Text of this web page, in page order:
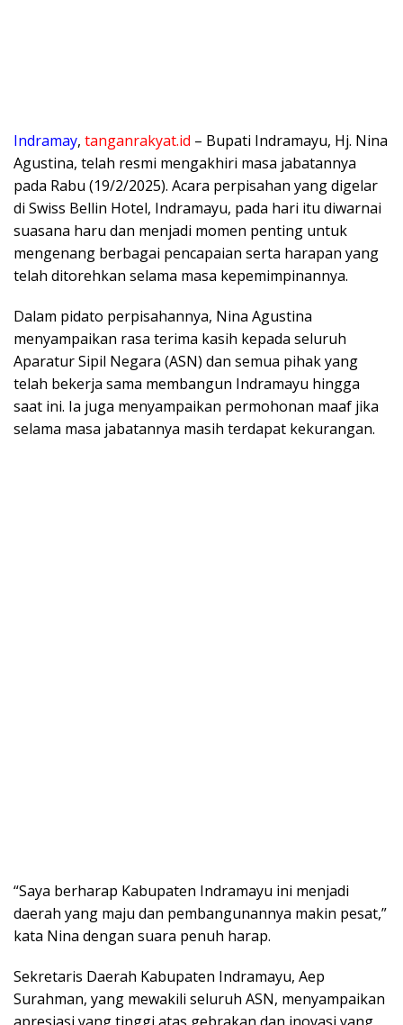
Indramay, tanganrakyat.id – Bupati Indramayu, Hj. Nina
Agustina, telah resmi mengakhiri masa jabatannya
pada Rabu (19/2/2025). Acara perpisahan yang digelar
di Swiss Bellin Hotel, Indramayu, pada hari itu diwarnai
suasana haru dan menjadi momen penting untuk
mengenang berbagai pencapaian serta harapan yang
telah ditorehkan selama masa kepemimpinannya.
Dalam pidato perpisahannya, Nina Agustina
menyampaikan rasa terima kasih kepada seluruh
Aparatur Sipil Negara (ASN) dan semua pihak yang
telah bekerja sama membangun Indramayu hingga
saat ini. Ia juga menyampaikan permohonan maaf jika
selama masa jabatannya masih terdapat kekurangan.
“Saya berharap Kabupaten Indramayu ini menjadi
daerah yang maju dan pembangunannya makin pesat,”
kata Nina dengan suara penuh harap.
Sekretaris Daerah Kabupaten Indramayu, Aep
Surahman, yang mewakili seluruh ASN, menyampaikan